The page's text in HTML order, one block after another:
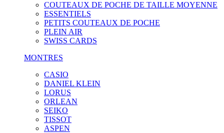
COUTEAUX DE POCHE DE TAILLE MOYENNE
ESSENTIELS
PETITS COUTEAUX DE POCHE
PLEIN AIR
SWISS CARDS
MONTRES
CASIO
DANIEL KLEIN
LORUS
ORLEAN
SEIKO
TISSOT
ASPEN